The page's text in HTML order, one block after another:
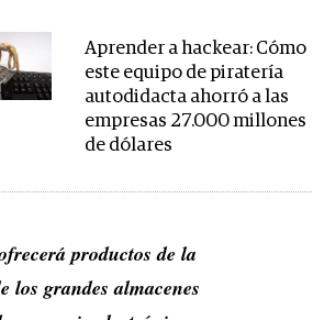
Aprender a hackear: Cómo
este equipo de piratería
autodidacta ahorró a las
empresas 27.000 millones
de dólares
productos de la
los grandes almacenes